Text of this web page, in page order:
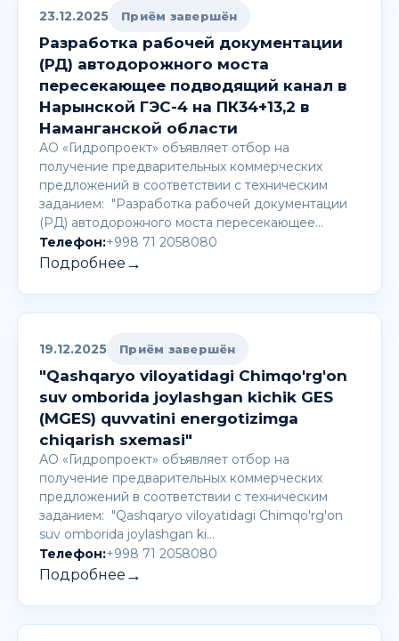
23.12.2025 Приём завершён
Разработка рабочей документации
(РД) автодорожного моста
пересекающее подводящий канал в
Нарынской ГЭС-4 на ПК34+13,2 в
Наманганской области
АО «Гидропроект» объявляет отбор на
получение предварительных коммерческих
предложений в соответствии с техническим
заданием: "Разработка рабочей документации
(РД) автодорожного моста пересекающее…
Телефон:+998 71 2058080
Подробнее →
19.12.2025 Приём завершён
"Qashqaryo viloyatidagi Chimqo'rg'on
suv omborida joylashgan kichik GES
(MGES) quvvatini energotizimga
chiqarish sxemasi"
АО «Гидропроект» объявляет отбор на
получение предварительных коммерческих
предложений в соответствии с техническим
заданием: "Qashqaryo viloyatidagi Chimqo'rg'on
suv omborida joylashgan ki…
Телефон:+998 71 2058080
Подробнее →